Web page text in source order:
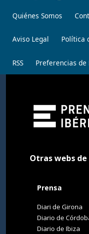
Quiénes Somos
Aviso Legal Política
RSS Preferencias de
Otras webs
Prensa
Diari de Girona
Diario de
Diario de Ibiza